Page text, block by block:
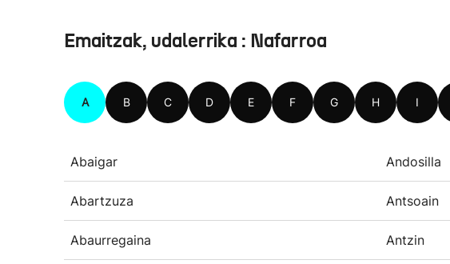
Emaitzak, udalerrika : Nafarroa
A B C D E F G H I
Abaigar Andosilla
Abartzuza Antsoain
Abaurregaina Antzin